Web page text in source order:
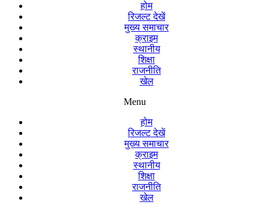
होम
रिजल्ट देखें
मुख्य समाचार
क्राइम
स्थानीय
शिक्षा
राजनीति
खेल
Menu
होम
रिजल्ट देखें
मुख्य समाचार
क्राइम
स्थानीय
शिक्षा
राजनीति
खेल